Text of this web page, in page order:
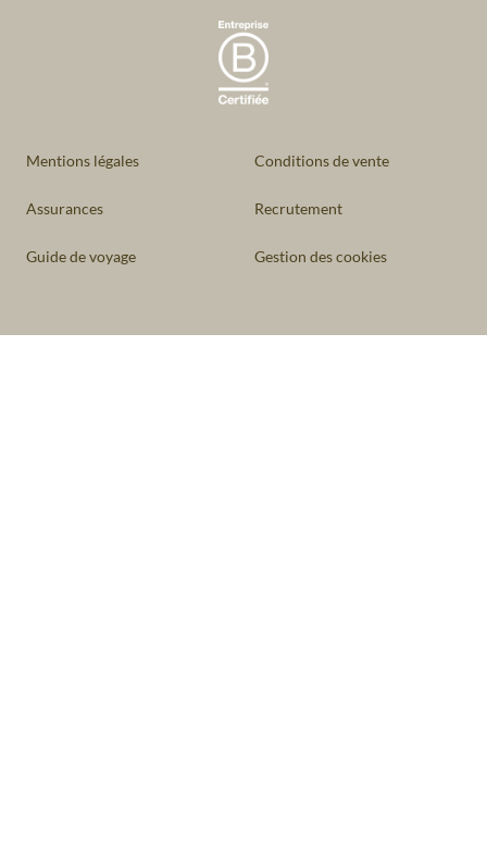
Mentions légales Conditions de vente
Assurances Recrutement
Guide de voyage Gestion des cookies